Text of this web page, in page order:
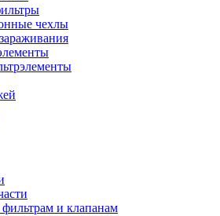
чехлы
и клапанам